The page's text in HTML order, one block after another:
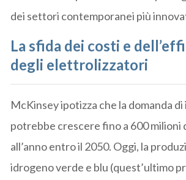
dei settori contemporanei più
La sfida dei costi e
degli elettrolizzatori
McKinsey ipotizza che la domanda
potrebbe crescere fino a 600 milioni
all’anno entro il 2050. Oggi, la
idrogeno verde e blu (quest’ultimo